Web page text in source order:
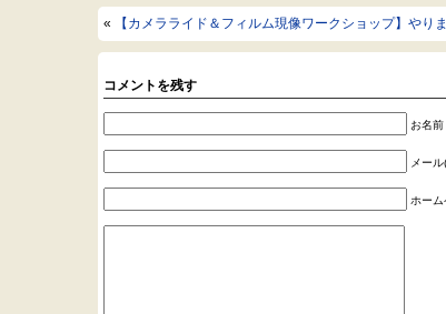
« 【カメラライド＆フィルム現像ワークショップ】やり
コメントを残す
お名
メー
ホーム